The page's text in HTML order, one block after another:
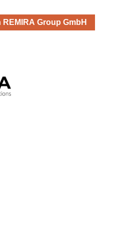
Group GmbH